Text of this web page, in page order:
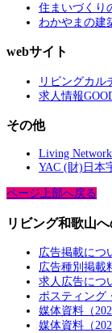
住まいづくり
わかやまの建
webサイト
リビングカル
求人情報
その他
Living Network
YAC (財)日本
ページ上部へ戻る
リビング和歌山
広告掲載につ
広告種別掲載
求人広告につ
ポスティング
媒体資料（
媒体資料（